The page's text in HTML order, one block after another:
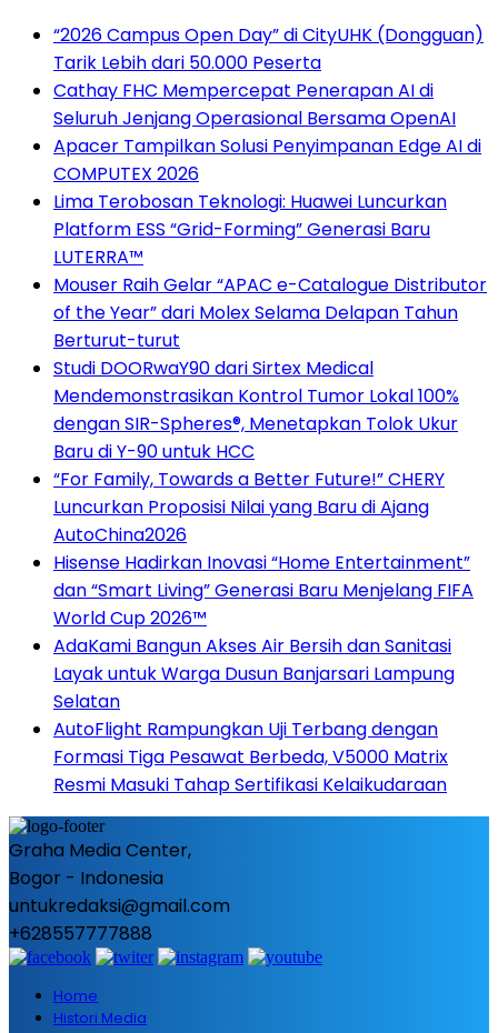
“2026 Campus Open Day” di CityUHK (Dongguan)
Tarik Lebih dari 50.000 Peserta
Cathay FHC Mempercepat Penerapan AI di
Seluruh Jenjang Operasional Bersama OpenAI
Apacer Tampilkan Solusi Penyimpanan Edge AI di
COMPUTEX 2026
Lima Terobosan Teknologi: Huawei Luncurkan
Platform ESS “Grid-Forming” Generasi Baru
LUTERRA™
Mouser Raih Gelar “APAC e-Catalogue Distributor
of the Year” dari Molex Selama Delapan Tahun
Berturut-turut
Studi DOORwaY90 dari Sirtex Medical
Mendemonstrasikan Kontrol Tumor Lokal 100%
dengan SIR-Spheres®, Menetapkan Tolok Ukur
Baru di Y-90 untuk HCC
“For Family, Towards a Better Future!” CHERY
Luncurkan Proposisi Nilai yang Baru di Ajang
AutoChina2026
Hisense Hadirkan Inovasi “Home Entertainment”
dan “Smart Living” Generasi Baru Menjelang FIFA
World Cup 2026™
AdaKami Bangun Akses Air Bersih dan Sanitasi
Layak untuk Warga Dusun Banjarsari Lampung
Selatan
AutoFlight Rampungkan Uji Terbang dengan
Formasi Tiga Pesawat Berbeda, V5000 Matrix
Resmi Masuki Tahap Sertifikasi Kelaikudaraan
Graha Media Center,
Bogor - Indonesia
untukredaksi@gmail.com
+628557777888
Home
Histori Media